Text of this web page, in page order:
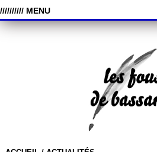
////////// MENU